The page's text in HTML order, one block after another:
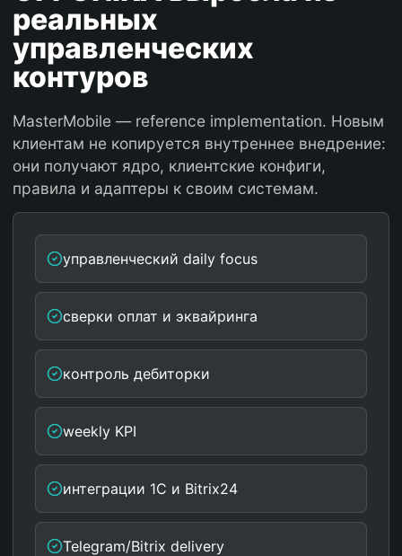
реальных
управленческих
контуров
MasterMobile — reference implementation. Новым
клиентам не копируется внутреннее внедрение:
они получают ядро, клиентские конфиги,
правила и адаптеры к своим системам.
управленческий daily focus
сверки оплат и эквайринга
контроль дебиторки
weekly KPI
интеграции 1С и Bitrix24
Telegram/Bitrix delivery